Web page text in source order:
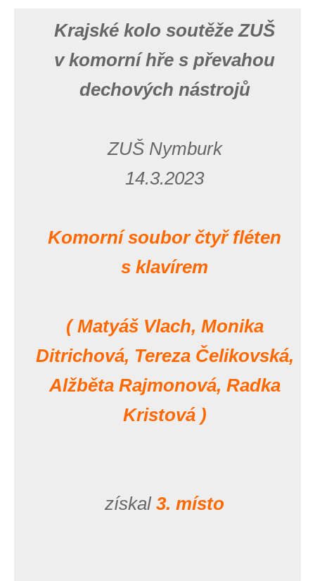
Krajské kolo soutěže ZUŠ
v komorní hře s převahou
dechových nástrojů
ZUŠ Nymburk
14.3.2023
Komorní soubor čtyř fléten
s klavírem
( Matyáš Vlach, Monika
Ditrichová, Tereza Čelikovská,
Alžběta Rajmonová, Radka
Kristová )
získal 3. místo